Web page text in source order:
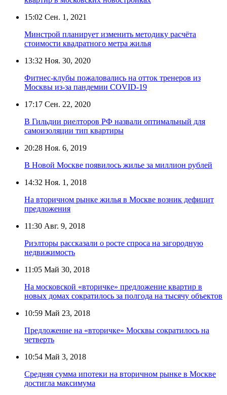
15:02 Сен. 1, 2021
Минстрой планирует изменить методику расчёта
стоимости квадратного метра жилья
13:32 Ноя. 30, 2020
Фитнес-клубы пожаловались на отток тренеров из
Москвы из-за пандемии COVID-19
17:17 Сен. 22, 2020
В Гильдии риелторов РФ назвали оптимальный для
самоизоляции тип квартиры
20:28 Ноя. 6, 2019
В Новой Москве появилось жилье за миллион рублей
14:32 Ноя. 1, 2018
На вторичном рынке жилья в Москве возник дефицит
предложения
11:30 Авг. 9, 2018
Риэлторы рассказали о росте спроса на загородную
недвижимость
11:05 Май 30, 2018
На московской «вторичке» предложение квартир в
новых домах сократилось за полгода на тысячу объектов
10:59 Май 23, 2018
Предложение на «вторичке» Москвы сократилось на
четверть
10:54 Май 3, 2018
Cредняя сумма ипотеки на вторичном рынке в Москве
достигла максимума